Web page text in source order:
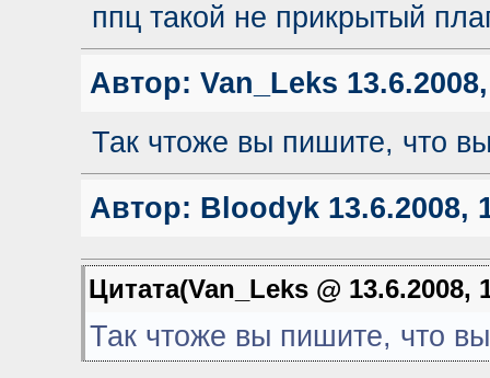
ппц такой не прикрытый
Автор: Van_Leks
Так чтоже вы пишите, что
Автор: Bloodyk13.6.2008,
Цитата(Van_Leks @ 13.6.2008,
Так чтоже вы пишите, что